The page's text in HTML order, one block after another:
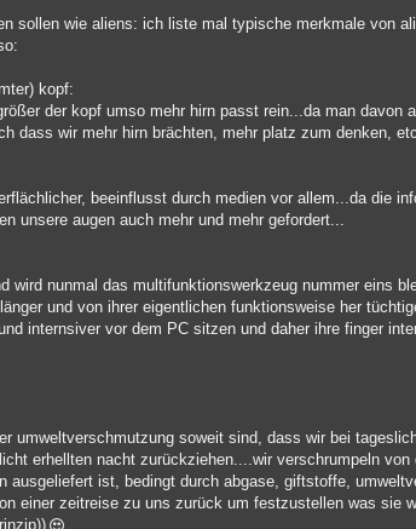
sollen wie aliens: ich liste mal typische merkmale von
kopf:
der kopf umso mehr hirn passt rein...da man davon
dass wir mehr hirn brächten, mehr platz zum denken,
beeinflusst durch medien vor allem...da die
unsere augen auch mehr und mehr gefordert...
wird nunmal das multifunktionswerkzeug nummer eins
und von ihrer eigentlichen funktionsweise her
internsiver vor dem PC sitzen und daher ihre finger
umweltverschmutzung soweit sind, dass wir bei
erhellten nacht zurückziehen....wir verschrumpeln von
ausgeliefert ist, bedingt durch abgase, giftstoffe,
einer zeitreise zu uns zurück um festzustellen was sie